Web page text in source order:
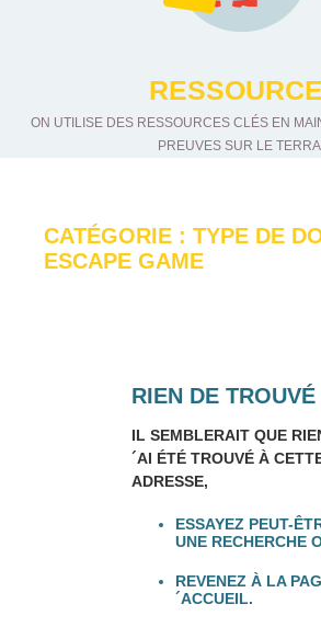
ON UTILISE DES RESSOURCES CLÉS EN
PREUVES SUR LE
CATÉGORIE : TYPE DE
ESCAPE GAME
RIEN DE TROUVÉ
IL SEMBLERAIT QUE
´AI ÉTÉ TROUVÉ À
ADRESSE,
ESSAYEZ PEUT-
UNE RECHERCHE
REVENEZ À LA
´ACCUEIL.